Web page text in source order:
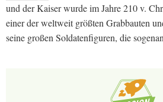
und der Kaiser wurde im Jahre 210 v.
einer der weltweit größten Grabbauten
seine großen Soldatenfiguren, die